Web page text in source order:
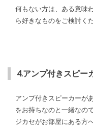
何もない方は、ある意味
ら好きなものをご検討く
4.アンプ付きスピー
アンプ付きスピーカーが
をお持ちなのと一緒なの
ジカセがお部屋にある方